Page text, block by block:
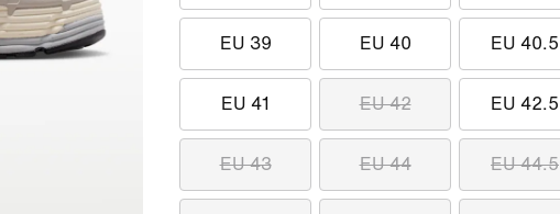
EU 39 EU 40 EU 40.5
EU 41 EU 42 EU 42.5
EU 43 EU 44 EU 44.5